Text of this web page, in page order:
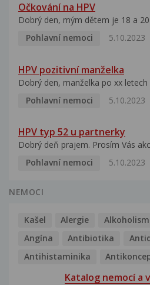
Očkování na HPV
Dobrý den, mým dětem je 18 a
Pohlavní nemoci
5.10.2023
HPV pozitivní manželka
Dobrý den, manželka po xx letech
Pohlavní nemoci
5.10.2023
HPV typ 52 u partnerky
Dobrý deň prajem. Prosím Vás
Pohlavní nemoci
5.10.2023
NEMOCI
Kašel Alergie
Angína
Antibiotika
Antihistaminika
Katalog nemocí a